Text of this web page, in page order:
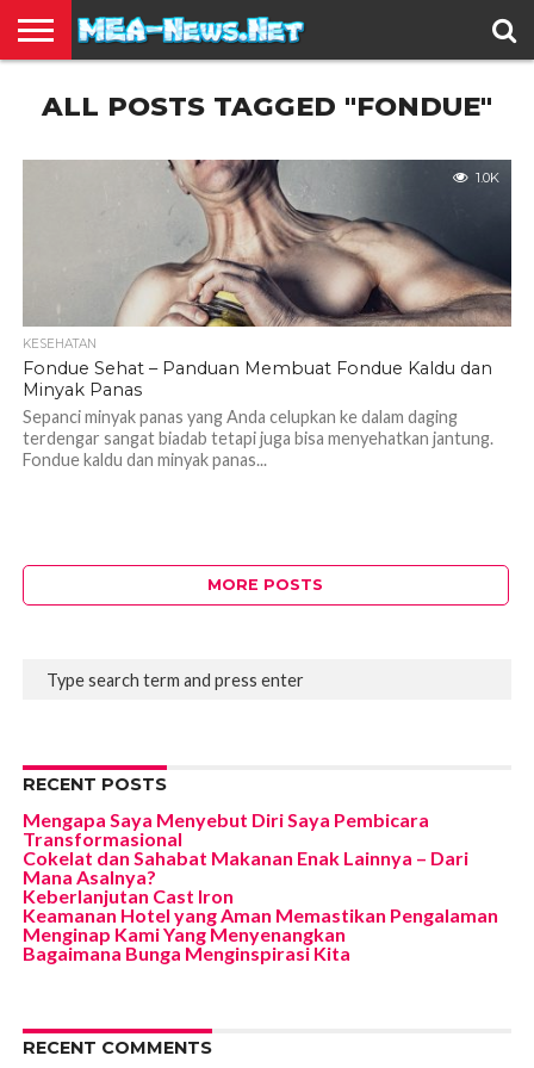
TERBARU
EDUKASI
HIBURAN
INSPIRASI
KESEHATAN
KULINER
OLAH
RAGA
OTOMOTIF
TRAVEL
JUAL
BELI
ALL POSTS TAGGED "FONDUE"
1.0K
KESEHATAN
Fondue Sehat – Panduan Membuat Fondue Kaldu dan
Minyak Panas
Sepanci minyak panas yang Anda celupkan ke dalam daging
terdengar sangat biadab tetapi juga bisa menyehatkan jantung.
Fondue kaldu dan minyak panas...
MORE POSTS
RECENT POSTS
Mengapa Saya Menyebut Diri Saya Pembicara
Transformasional
Cokelat dan Sahabat Makanan Enak Lainnya – Dari
Mana Asalnya?
Keberlanjutan Cast Iron
Keamanan Hotel yang Aman Memastikan Pengalaman
Menginap Kami Yang Menyenangkan
Bagaimana Bunga Menginspirasi Kita
RECENT COMMENTS